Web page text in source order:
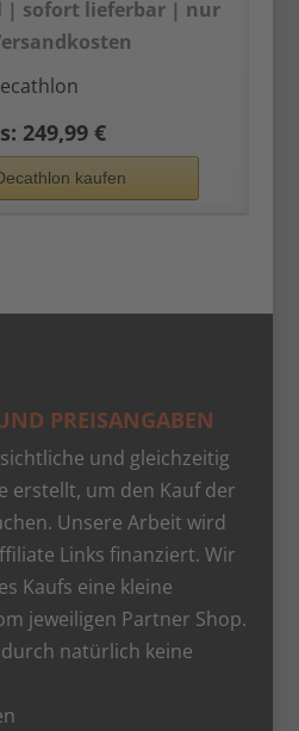
| sofort lieferbar | nur
249,99 €
kaufen
PREISANGABEN
und gleichzeitig
erstellt, um den Kauf der
Unsere Arbeit wird
Links finanziert. Wir
Kaufs eine kleine
jeweiligen Partner Shop.
natürlich keine